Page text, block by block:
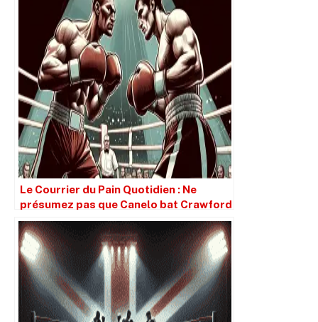
Le Courrier du Pain Quotidien : Ne
présumez pas que Canelo bat Crawford
simplement parce qu’il est plus grand.